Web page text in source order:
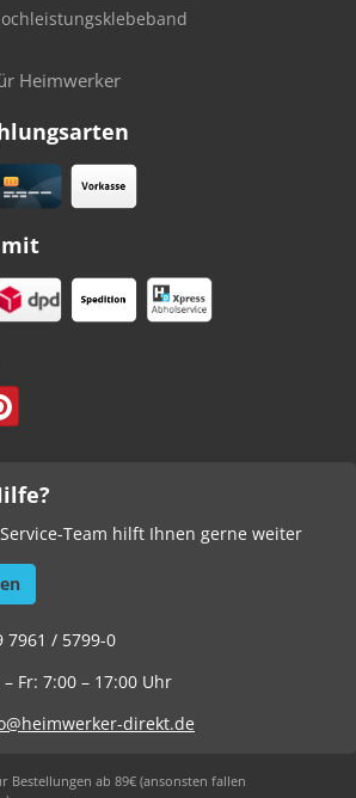
Heimwerker
mit
Team hilft Ihnen gerne weiter
7961 / 5799-0
– Fr: 7:00 – 17:00 Uhr
direkt.de
Bestellungen ab 89€ (ansonsten fallen